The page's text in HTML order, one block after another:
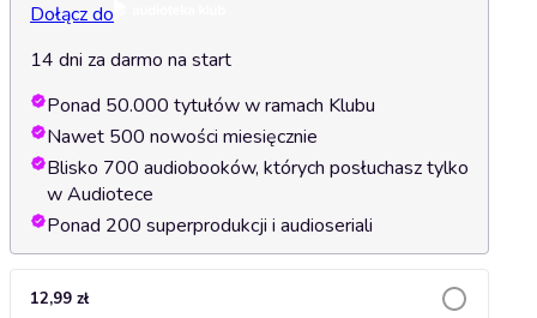
Dołącz do
14 dni za darmo na start
Ponad 50.000 tytułów w ramach Klubu
Nawet 500 nowości miesięcznie
Blisko 700 audiobooków, których posłuchasz tylko
w Audiotece
Ponad 200 superprodukcji i audioseriali
12,99 zł